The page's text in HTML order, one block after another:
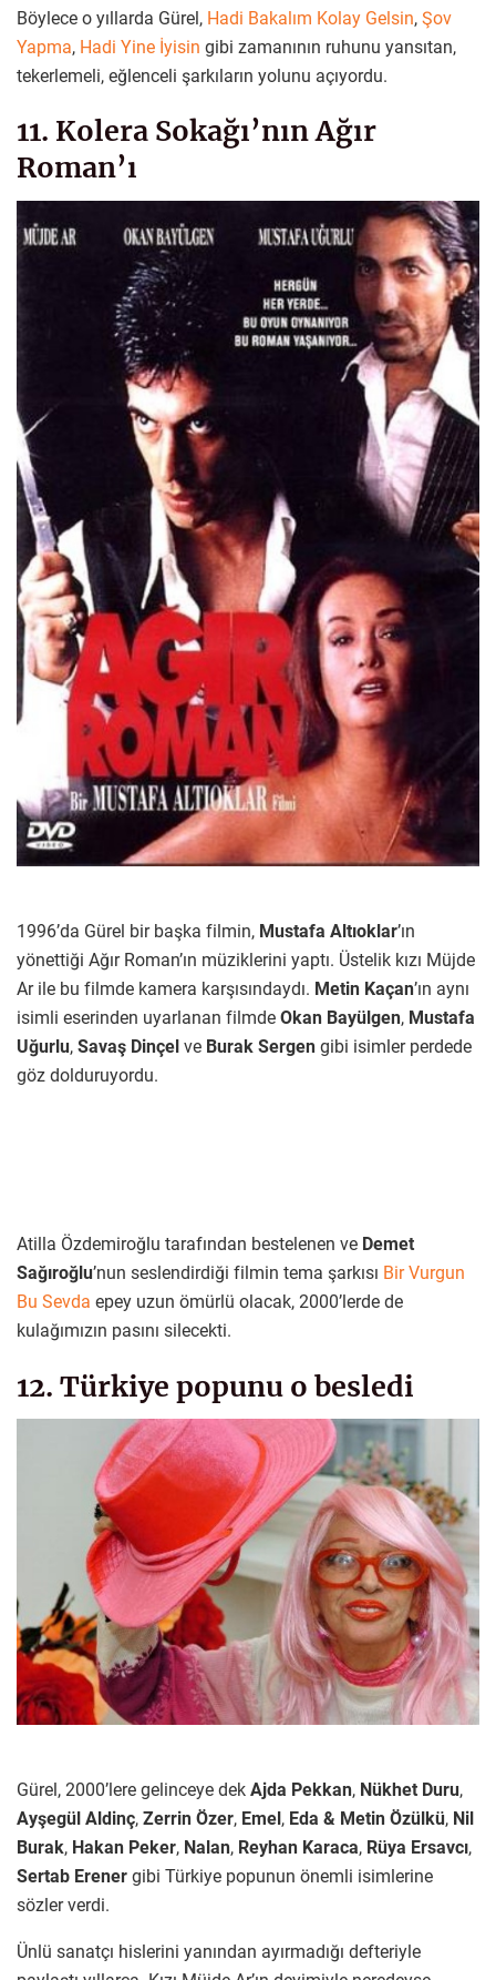
Böylece o yıllarda Gürel, Hadi Bakalım Kolay Gelsin, Şov
Yapma, Hadi Yine İyisin gibi zamanının ruhunu yansıtan,
tekerlemeli, eğlenceli şarkıların yolunu açıyordu.
11. Kolera Sokağı’nın Ağır
Roman’ı
1996’da Gürel bir başka filmin, Mustafa Altıoklar’ın
yönettiği Ağır Roman’ın müziklerini yaptı. Üstelik kızı Müjde
Ar ile bu filmde kamera karşısındaydı. Metin Kaçan’ın aynı
isimli eserinden uyarlanan filmde Okan Bayülgen, Mustafa
Uğurlu, Savaş Dinçel ve Burak Sergen gibi isimler perdede
göz dolduruyordu.
Atilla Özdemiroğlu tarafından bestelenen ve Demet
Sağıroğlu’nun seslendirdiği filmin tema şarkısı Bir Vurgun
Bu Sevda epey uzun ömürlü olacak, 2000’lerde de
kulağımızın pasını silecekti.
12. Türkiye popunu o besledi
Gürel, 2000’lere gelinceye dek Ajda Pekkan, Nükhet Duru,
Ayşegül Aldinç, Zerrin Özer, Emel, Eda & Metin Özülkü, Nil
Burak, Hakan Peker, Nalan, Reyhan Karaca, Rüya Ersavcı,
Sertab Erener gibi Türkiye popunun önemli isimlerine
sözler verdi.
Ünlü sanatçı hislerini yanından ayırmadığı defteriyle